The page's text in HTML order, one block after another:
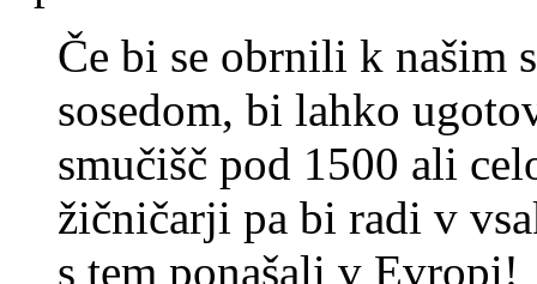
Če bi se obrnili k našim
sosedom, bi lahko
smučišč pod 1500 ali
žičničarji pa bi radi v
s tem ponašali v Evropi!